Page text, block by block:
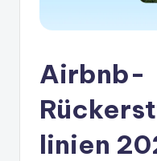
Airbnb-
linien